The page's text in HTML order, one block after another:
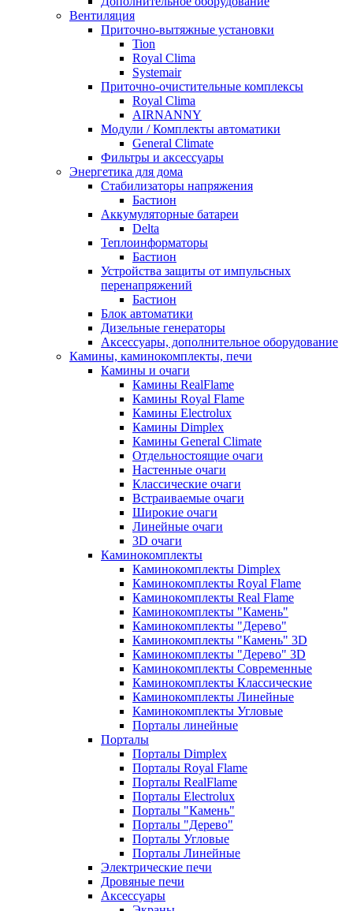
Вентиляция
Приточно-вытяжные установки
Tion
Royal Clima
Systemair
Приточно-очистительные комплексы
Royal Clima
AIRNANNY
Модули / Комплекты автоматики
General Climate
Фильтры и аксессуары
Энергетика для дома
Стабилизаторы напряжения
Бастион
Аккумуляторные батареи
Delta
Теплоинформаторы
Бастион
Устройства защиты от импульсных
перенапряжений
Бастион
Блок автоматики
Дизельные генераторы
Аксессуары, дополнительное оборудование
Камины, каминокомплекты, печи
Камины и очаги
Камины RealFlame
Камины Royal Flame
Камины Electrolux
Камины Dimplex
Камины General Climate
Отдельностоящие очаги
Настенные очаги
Классические очаги
Встраиваемые очаги
Широкие очаги
Линейные очаги
3D очаги
Каминокомплекты
Каминокомплекты Dimplex
Каминокомплекты Royal Flame
Каминокомплекты Real Flame
Каминокомплекты "Камень"
Каминокомплекты "Дерево"
Каминокомплекты "Камень" 3D
Каминокомплекты "Дерево" 3D
Каминокомплекты Современные
Каминокомплекты Классические
Каминокомплекты Линейные
Каминокомплекты Угловые
Порталы линейные
Порталы
Порталы Dimplex
Порталы Royal Flame
Порталы RealFlame
Порталы Electrolux
Порталы "Камень"
Порталы "Дерево"
Порталы Угловые
Порталы Линейные
Электрические печи
Дровяные печи
Аксессуары